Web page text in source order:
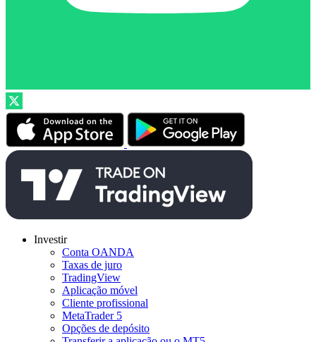
Investir
Conta OANDA
Taxas de juro
TradingView
Aplicação móvel
Cliente profissional
MetaTrader 5
Opções de depósito